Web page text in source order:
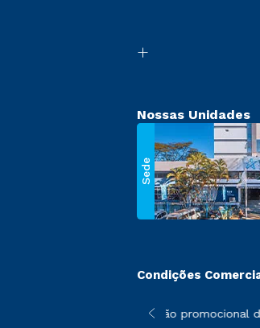
Nossas Unidades
Sede
Condições
sofrer alterações nos períodos de
*A condição promocional